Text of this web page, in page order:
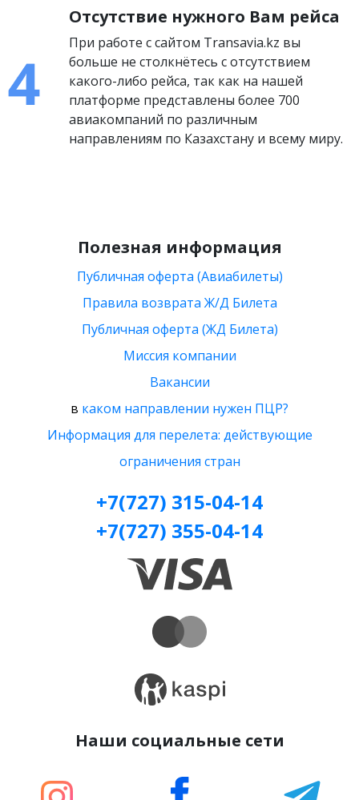
Отсутствие нужного Вам рейса
При работе с сайтом Transavia.kz вы
больше не столкнётесь с отсутствием
какого-либо рейса, так как на нашей
платформе представлены более 700
авиакомпаний по различным
направлениям по Казахстану и всему миру.
Полезная информация
Публичная оферта (Авиабилеты)
Правила возврата Ж/Д Билета
Публичная оферта (ЖД Билета)
Миссия компании
Вакансии
в каком направлении нужен ПЦР?
Информация для перелета: действующие
ограничения стран
+7(727) 315-04-14
+7(727) 355-04-14
Наши социальные сети